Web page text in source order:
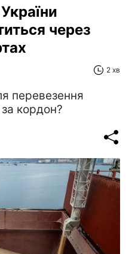
через
2 хв
перевезення
кордон?